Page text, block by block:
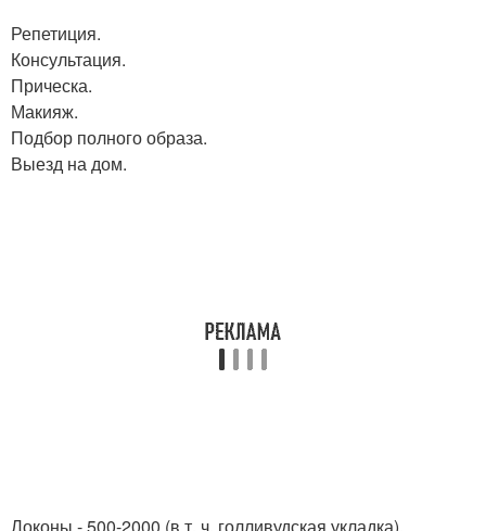
Репетиция.
Консультация.
Прическа.
Макияж.
Подбор полного образа.
Выезд на дом.